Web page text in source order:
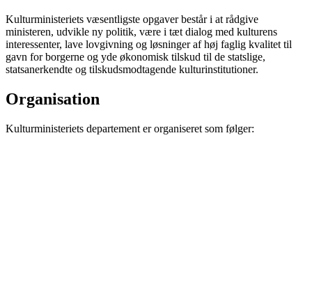
Kulturministeriets væsentligste opgaver består i at rådgive
ministeren, udvikle ny politik, være i tæt dialog med kulturens
interessenter, lave lovgivning og løsninger af høj faglig kvalitet til
gavn for borgerne og yde økonomisk tilskud til de statslige,
statsanerkendte og tilskudsmodtagende kulturinstitutioner.
Organisation
Kulturministeriets departement er organiseret som følger: